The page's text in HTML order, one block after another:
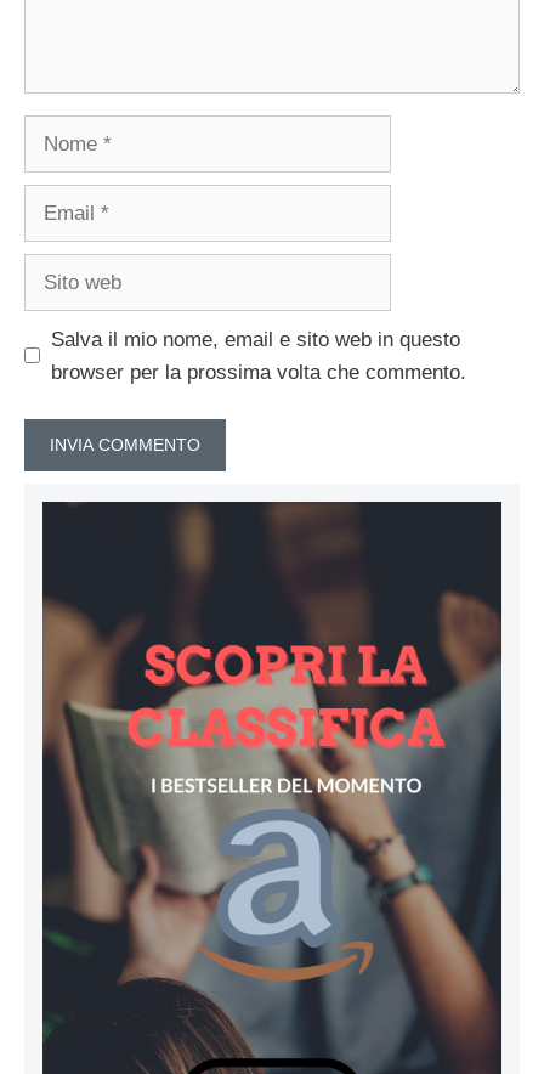
Salva il mio nome, email e sito web in questo
browser per la prossima volta che commento.